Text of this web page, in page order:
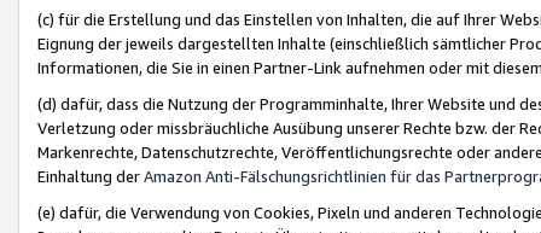
(c) für die Erstellung und das Einstellen von Inhalten, die auf Ihrer
Eignung der jeweils dargestellten Inhalte (einschließlich sämtlicher
Informationen, die Sie in einen Partner-Link aufnehmen oder mit
(d) dafür, dass die Nutzung der Programminhalte, Ihrer Website und
Verletzung oder missbräuchliche Ausübung unserer Rechte bzw. der
Markenrechte, Datenschutzrechte, Veröffentlichungsrechte oder
Einhaltung derAmazon Anti-Fälschungsrichtlinien für das
(e) dafür, die Verwendung von Cookies, Pixeln und anderen